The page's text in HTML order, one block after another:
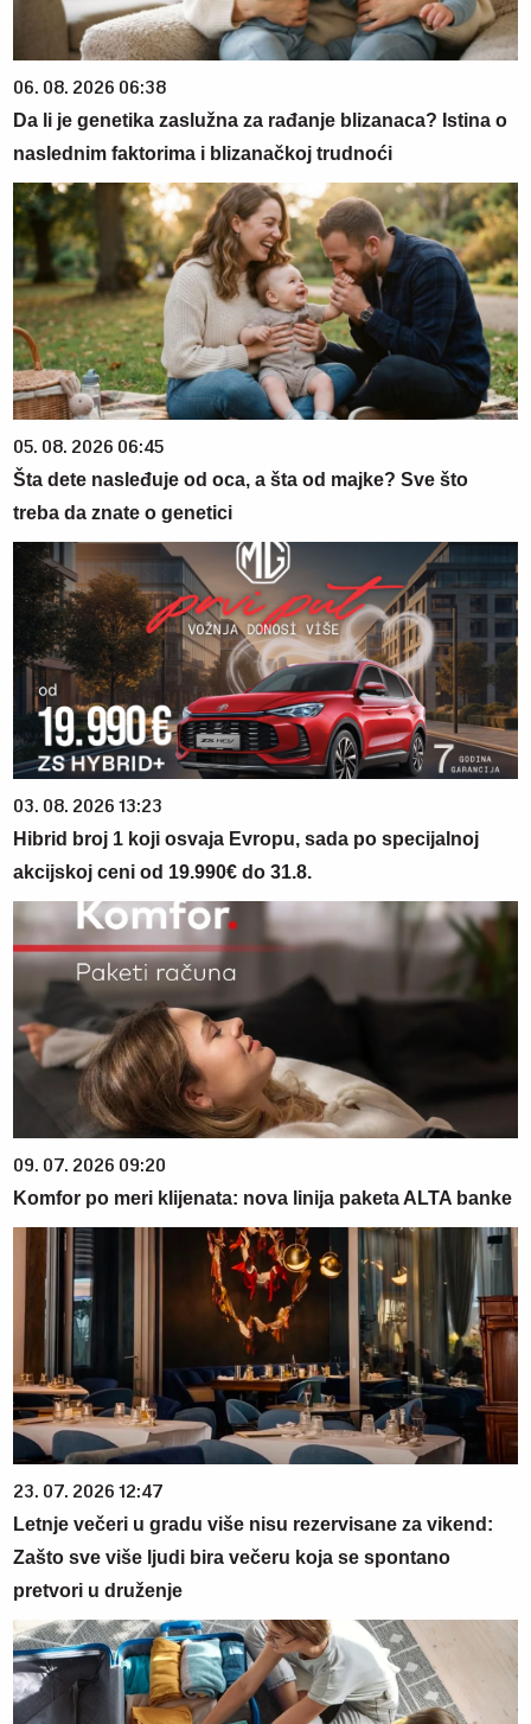
06. 08. 2026 06:38
Da li je genetika zaslužna za rađanje blizanaca? Istina o
naslednim faktorima i blizanačkoj trudnoći
05. 08. 2026 06:45
Šta dete nasleđuje od oca, a šta od majke? Sve što
treba da znate o genetici
03. 08. 2026 13:23
Hibrid broj 1 koji osvaja Evropu, sada po specijalnoj
akcijskoj ceni od 19.990€ do 31.8.
09. 07. 2026 09:20
Komfor po meri klijenata: nova linija paketa ALTA banke
23. 07. 2026 12:47
Letnje večeri u gradu više nisu rezervisane za vikend:
Zašto sve više ljudi bira večeru koja se spontano
pretvori u druženje